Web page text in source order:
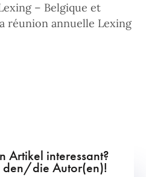
– Belgique et
réunion annuelle Lexing
Artikel interessant?
den/die Autor(en)!